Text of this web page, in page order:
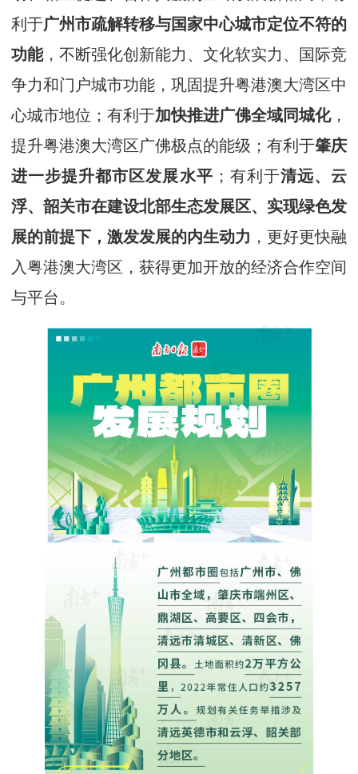
利于广州市疏解转移与国家中心城市定位不符的
功能，不断强化创新能力、文化软实力、国际竞
争力和门户城市功能，巩固提升粤港澳大湾区中
心城市地位；有利于加快推进广佛全域同城化，
提升粤港澳大湾区广佛极点的能级；有利于肇庆
进一步提升都市区发展水平 ；有利于清远、云
浮、韶关市在建设北部生态发展区、实现绿色发
展的前提下，激发发展的内生动力 ，更好更快融
入粤港澳大湾区，获得更加开放的经济合作空间
与平台。